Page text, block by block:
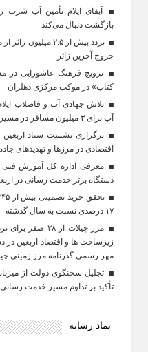
آبفای ایلام تأمین آب شرب
بازگشت دنبال می‌کند
تردد بیش از ۲.۵
خروج آخرین زائر
ترویج فرهنگ عاشورایی در
کتاب» در موکب مرکزی دهلران
آب برای ۳ میلیون مسافر در مسیر مهران
برگزاری نشست ستاد
اقتصادی در مرزها و تهدیدهای
معرفی اداره کل آموزش فنی
دستگاه برتر خدمت‌ رسانی در
۱۷ درصدی نسبت به سال گذشته
مرز چیلات از
زیرساخت‌ ها و اقتصاد اربعین در
مهر رسمی گذرنامه مرز زمینی
تجلیل سخنگوی دولت از
تأکید بر تداوم مسیر خدمت‌
نماد رسانه